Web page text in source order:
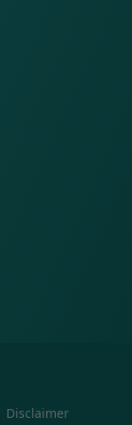
Disclaimer